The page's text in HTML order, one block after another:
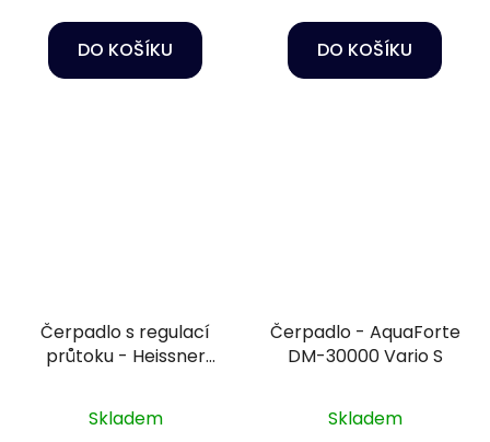
DO KOŠÍKU DO KOŠÍKU
Čerpadlo s regulací
průtoku - Heissner
Skladem
Čerpadlo - AquaForte
DM-30000 Vario S
Skladem